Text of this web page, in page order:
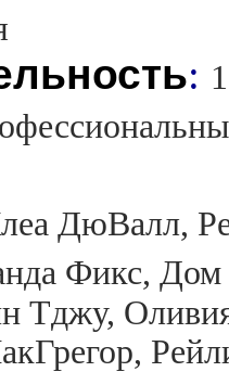
:
ДюВалл,
Фикс,
Тджу,